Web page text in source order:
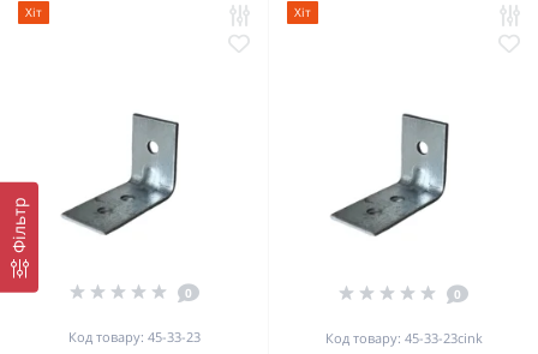
Фільтр
Хіт
0
Код товару: 45-33-23
Хіт
0
Код товару: 45-33-23cink